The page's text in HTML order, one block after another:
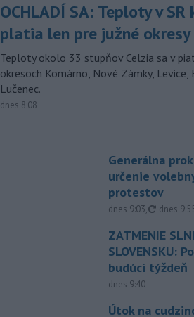
OCHLADÍ SA: Teploty v
platia len pre južné okresy
Teploty okolo 33 stupňov Celzia sa v
okresoch Komárno, Nové Zámky, Levice,
Lučenec.
dnes 8:08
Generálna
určenie
protestov
dnes 9:03, dnes
ZATMENIE
SLOVENSKU:
budúci týždeň
dnes 9:40
Útok na